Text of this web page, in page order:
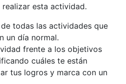
esta actividad.
todas las actividades que
un día normal.
frente a los objetivos
cuáles te están
tus logros y marca con un